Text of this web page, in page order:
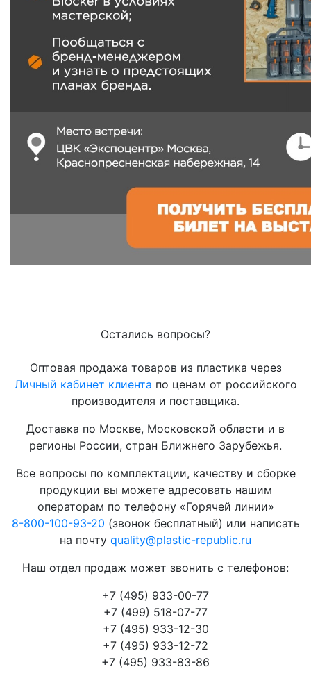
Остались вопросы?
Оптовая продажа товаров из пластика через
Личный кабинет клиента по ценам от российского
производителя и поставщика.
Доставка по Москве, Московской области и в
регионы России, стран Ближнего Зарубежья.
Все вопросы по комплектации, качеству и сборке
продукции вы можете адресовать нашим
операторам по телефону «Горячей линии»
8-800-100-93-20 (звонок бесплатный) или написать
на почту quality@plastic-republic.ru
Наш отдел продаж может звонить с телефонов:
+7 (495) 933-00-77
+7 (499) 518-07-77
+7 (495) 933-12-30
+7 (495) 933-12-72
+7 (495) 933-83-86